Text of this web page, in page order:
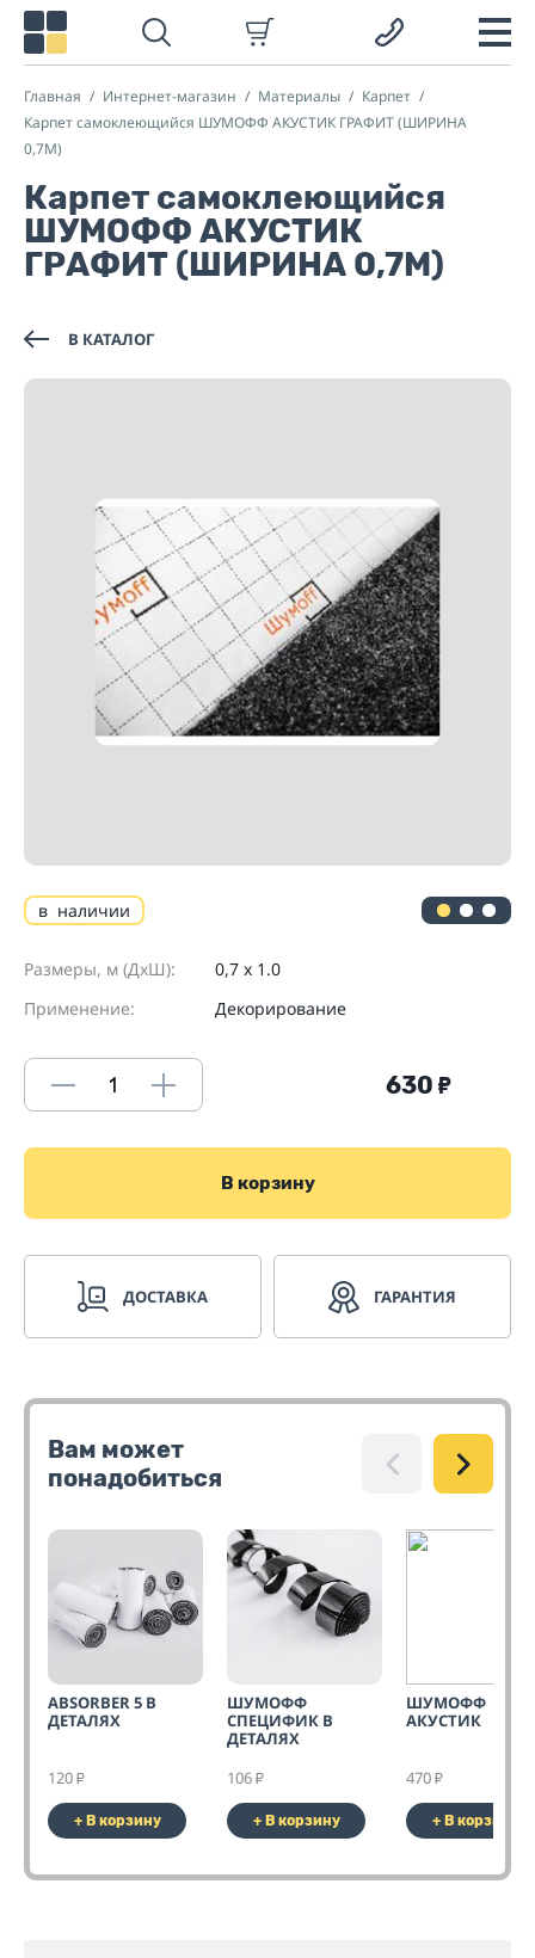
Главная Интернет-магазин Материалы
Карпет
Карпет самоклеющийся ШУМОФФ АКУСТИК ГРАФИТ (ШИРИНА
0,7М)
Карпет самоклеющийся
ШУМОФФ АКУСТИК
ГРАФИТ (ШИРИНА 0,7М)
В КАТАЛОГ
в наличии
Размеры, м (ДхШ):
0,7 х 1.0
Применение:
Декорирование
630 ₽
В корзину
ДОСТАВКА ГАРАНТИЯ
Вам может
понадобиться
ABSORBER 5 В
ДЕТАЛЯХ
120 ₽
+ В корзину
ШУМОФФ
СПЕЦИФИК В
ДЕТАЛЯХ
106 ₽
+ В корзину
ШУМОФФ
АКУСТИК
470 ₽
+ В корзину